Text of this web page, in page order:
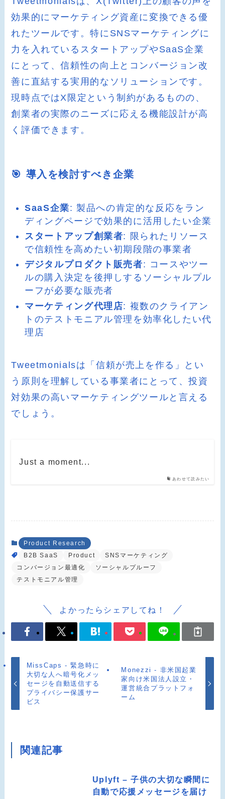
効果的にマーケティング資産に変換できる優
れたツールです。特にSNSマーケティングに
力を入れているスタートアップやSaaS企業
にとって、信頼性の向上とコンバージョン改
善に直結する実用的なソリューションです。
現時点ではX限定という制約があるものの、
創業者の実際のニーズに応える機能設計が高
く評価できます。
🎯 導入を検討すべき企業
SaaS企業: 製品への肯定的な反応をラン
ディングページで効果的に活用したい企業
スタートアップ創業者: 限られたリソース
で信頼性を高めたい初期段階の事業者
デジタルプロダクト販売者: コースやツー
ルの購入決定を後押しするソーシャルプル
ーフが必要な販売者
マーケティング代理店: 複数のクライアン
トのテストモニアル管理を効率化したい代
理店
Tweetmonialsは「信頼が売上を作る」とい
う原則を理解している事業者にとって、投資
対効果の高いマーケティングツールと言える
でしょう。
あわせて読みたい
Just a moment...
Product Research
B2B SaaS
Product
SNSマーケティング
コンバージョン最適化
ソーシャルプルーフ
テストモニアル管理
よかったらシェアしてね！
MissCaps - 緊急時に
大切な人へ暗号化メッ
セージを自動送信する
プライバシー保護サー
ビス
Monezzi - 非米国起業
家向け米国法人設立・
運営統合プラットフォ
ーム
関連記事
Uplyft – 子供の大切な瞬間に
自動で応援メッセージを届け